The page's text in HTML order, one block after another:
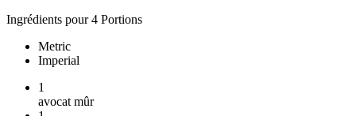
Ingrédients pour 4 Portions
Metric
Imperial
1
avocat mûr